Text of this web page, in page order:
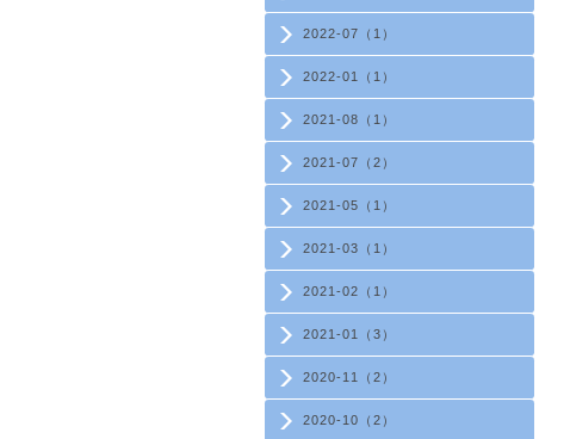
2022-07（1）
2022-01（1）
2021-08（1）
2021-07（2）
2021-05（1）
2021-03（1）
2021-02（1）
2021-01（3）
2020-11（2）
2020-10（2）